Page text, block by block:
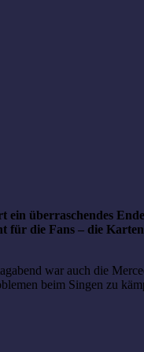
überraschendes
für die Fans – die
war auch die
beim Singen zu